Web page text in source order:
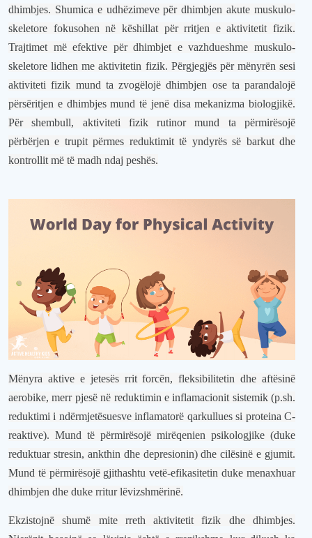
dhimbjes. Shumica e udhëzimeve për dhimbjen akute muskulo-
skeletore fokusohen në këshillat për rritjen e aktivitetit fizik.
Trajtimet më efektive për dhimbjet e vazhdueshme muskulo-
skeletore lidhen me aktivitetin fizik. Përgjegjës për mënyrën sesi
aktiviteti fizik mund ta zvogëlojë dhimbjen ose ta parandalojë
përsëritjen e dhimbjes mund të jenë disa mekanizma biologjikë.
Për shembull, aktiviteti fizik rutinor mund ta përmirësojë
përbërjen e trupit përmes reduktimit të yndyrës së barkut dhe
kontrollit më të madh ndaj peshës.
Mënyra aktive e jetesës rrit forcën, fleksibilitetin dhe aftësinë
aerobike, merr pjesë në reduktimin e inflamacionit sistemik (p.sh.
reduktimi i ndërmjetësuesve inflamatorë qarkullues si proteina C-
reaktive). Mund të përmirësojë mirëqenien psikologjike (duke
reduktuar stresin, ankthin dhe depresionin) dhe cilësinë e gjumit.
Mund të përmirësojë gjithashtu vetë-efikasitetin duke menaxhuar
dhimbjen dhe duke rritur lëvizshmërinë.
Ekzistojnë shumë mite rreth aktivitetit fizik dhe dhimbjes.